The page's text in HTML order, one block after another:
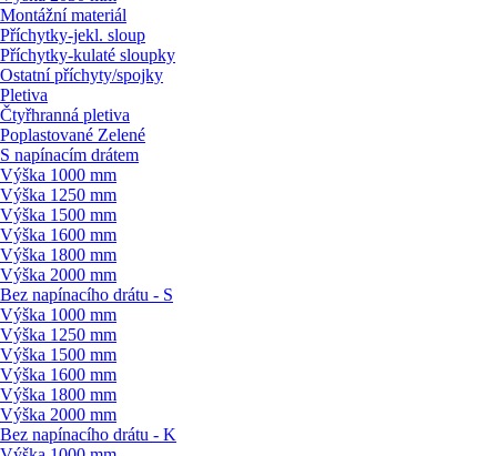
Montážní materiál
Příchytky-jekl. sloup
Příchytky-kulaté sloupky
Ostatní příchyty/spojky
Pletiva
Čtyřhranná pletiva
Poplastované Zelené
S napínacím drátem
Výška 1000 mm
Výška 1250 mm
Výška 1500 mm
Výška 1600 mm
Výška 1800 mm
Výška 2000 mm
Bez napínacího drátu - S
Výška 1000 mm
Výška 1250 mm
Výška 1500 mm
Výška 1600 mm
Výška 1800 mm
Výška 2000 mm
Bez napínacího drátu - K